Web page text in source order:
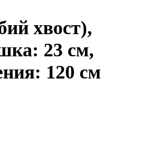
хвост),
23 см,
120 см